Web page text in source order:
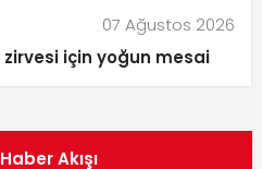
07 Ağustos 2026
zirvesi için yoğun mesai
Akışı